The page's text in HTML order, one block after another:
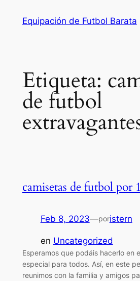
Equipación de Futbol Barata
Etiqueta:
de futbol
camisetas de futbol por
Feb 8, 2023—poristern
en Uncategorized
Esperamos que podáis hacerlo en
especial para todos. Así, en este
reunimos con la familia y amigos